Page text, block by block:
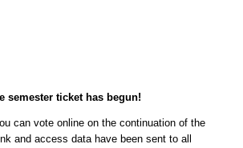
semester ticket has begun!
can vote online on the continuation of the
and access data have been sent to all